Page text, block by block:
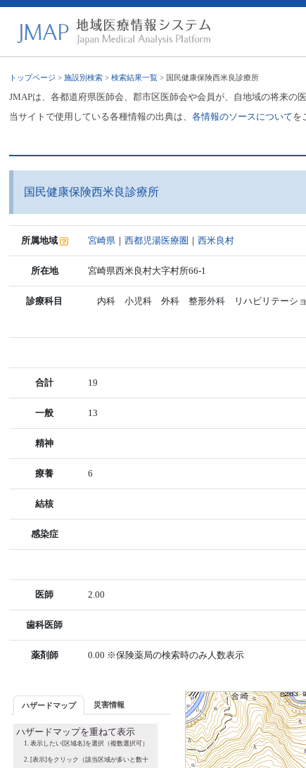
トップページ >施設別検索 >検索結果一覧 > 国民健康保険西米良診療所
JMAPは、各都道府県医師会、郡市区医師会や会員が、自地域の将来の
当サイトで使用している各種情報の出典は、各情報のソースについてを
国民健康保険西米良診療所
所属地域 宮崎県 ｜西都児湯医療圏 ｜西米良村
所在地 宮崎県西米良村大字村所66-1
診療科目 内科 小児科 外科 整形外科 リハビリテーシ
合計 19
一般 13
精神
療養 6
結核
感染症
医師 2.00
歯科医師
薬剤師 0.00 ※保険薬局の検索時のみ人数表示
ハザードマップ 災害情報
ハザードマップを重ねて表示
表示したい[区域名]を選択（複数選択可）
[表示]をクリック（該当区域が多いと数十